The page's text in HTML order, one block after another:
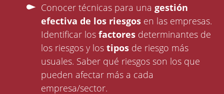
Conocer técnicas para unagestión
efectiva de los riesgos en las empresas.
Identificar losfactores determinantes de
los riesgos y lostipos de riesgo más
usuales. Saber qué riesgos son los que
pueden afectar más a cada
empresa/sector.